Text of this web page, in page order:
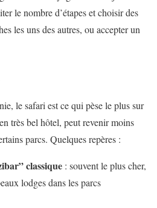
le nombre d’étapes et choisir des
les uns des autres, ou accepter un
le safari est ce qui pèse le plus sur
très bel hôtel, peut revenir moins
parcs. Quelques repères :
classique : souvent le plus cher,
lodges dans les parcs